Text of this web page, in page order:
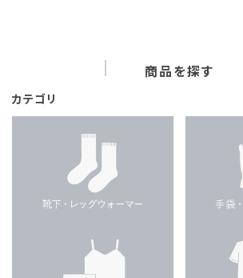
商品を探す
カテゴリ